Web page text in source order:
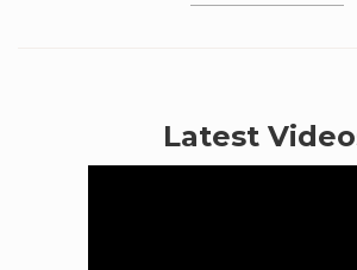
Latest